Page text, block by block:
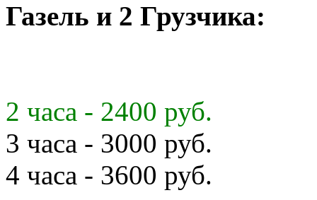
Газель и 2 Грузчика:
2 часа - 2400 руб.
3 часа - 3000 руб.
4 часа - 3600 руб.